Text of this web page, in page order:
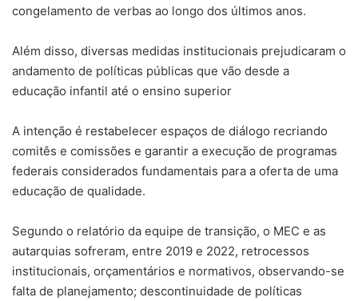
congelamento de verbas ao longo dos últimos anos.
Além disso, diversas medidas institucionais prejudicaram o
andamento de políticas públicas que vão desde a
educação infantil até o ensino superior
A intenção é restabelecer espaços de diálogo recriando
comitês e comissões e garantir a execução de programas
federais considerados fundamentais para a oferta de uma
educação de qualidade.
Segundo o relatório da equipe de transição, o MEC e as
autarquias sofreram, entre 2019 e 2022, retrocessos
institucionais, orçamentários e normativos, observando-se
falta de planejamento; descontinuidade de políticas